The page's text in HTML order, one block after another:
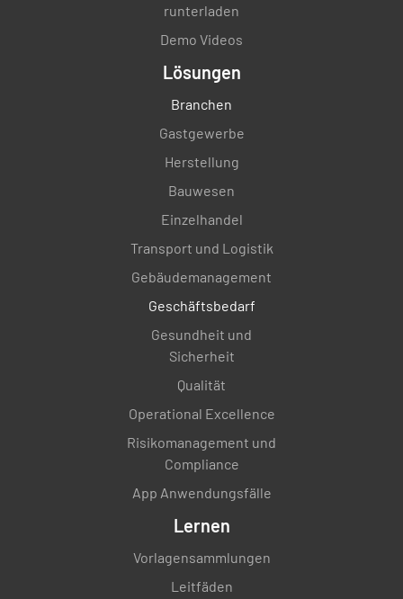
runterladen
Demo Videos
Lösungen
Branchen
Gastgewerbe
Herstellung
Bauwesen
Einzelhandel
Transport und Logistik
Gebäudemanagement
Geschäftsbedarf
Gesundheit und
Sicherheit
Qualität
Operational Excellence
Risikomanagement und
Compliance
App Anwendungsfälle
Lernen
Vorlagensammlungen
Leitfäden